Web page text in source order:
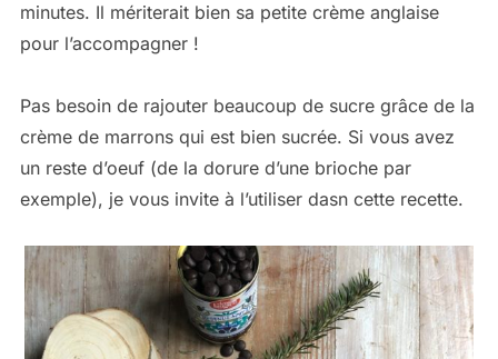
minutes. Il mériterait bien sa petite crème anglaise
pour l’accompagner !
Pas besoin de rajouter beaucoup de sucre grâce de la
crème de marrons qui est bien sucrée. Si vous avez
un reste d’oeuf (de la dorure d’une brioche par
exemple), je vous invite à l’utiliser dasn cette recette.